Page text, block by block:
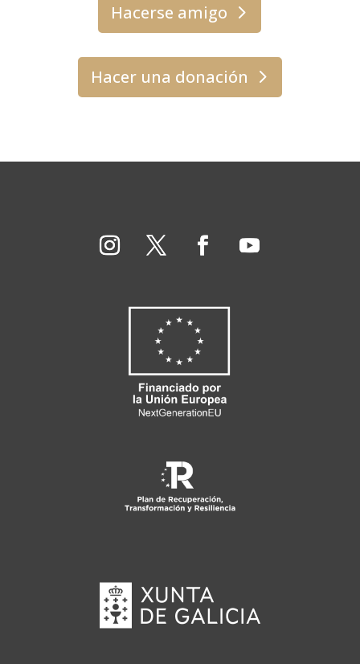
Hacerse amigo
Hacer una donación